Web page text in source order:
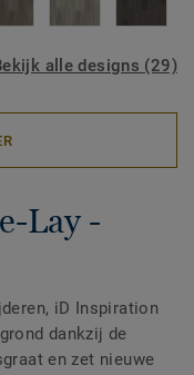
alle designs (29)
Lay -
iD Inspiration
dankzij de
en zet nieuwe